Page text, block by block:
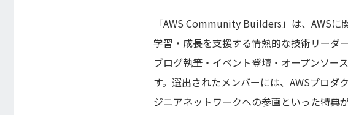
「AWS Community Builders」は、AWS
学習・成長を支援する情熱的な技術リーダ
ブログ執筆・イベント登壇・オープンソー
す。選出されたメンバーには、AWSプロ
ジニアネットワークへの参画といった特典